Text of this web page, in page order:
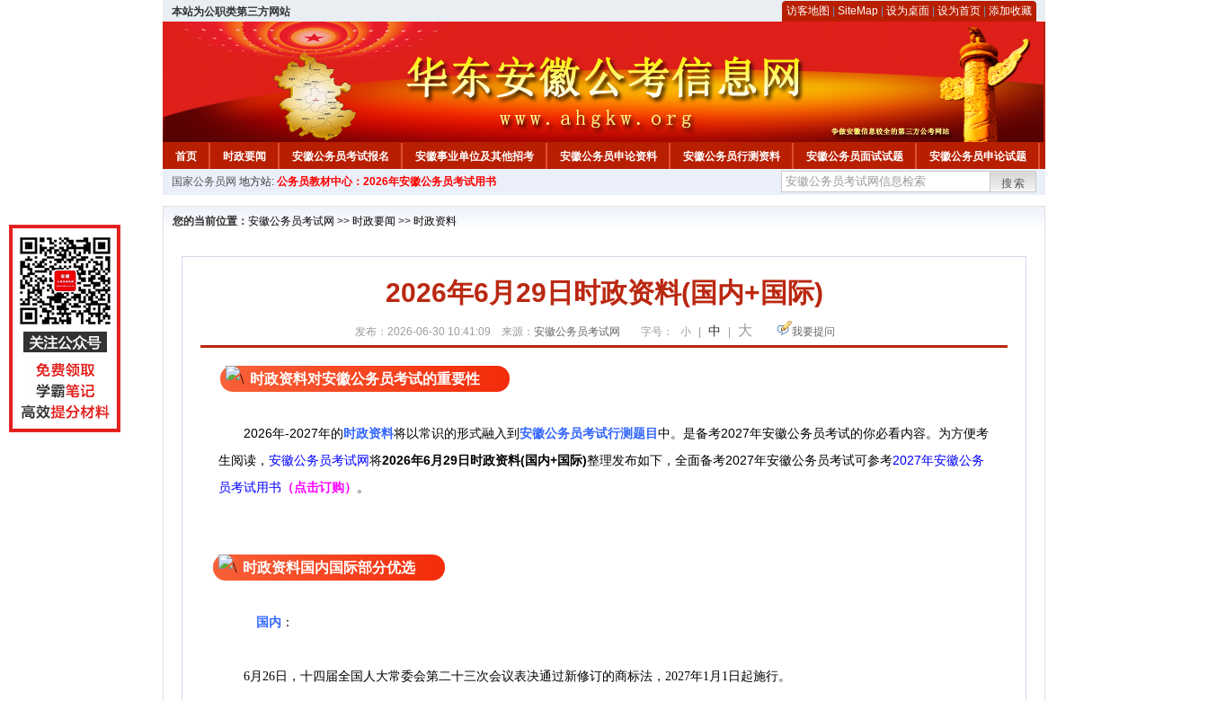
本站为公职类第三方网站 访客地图 SiteMap 设为桌面 设为首页 添加收藏
首页 时政要闻 安徽公务员考试报名 安徽事业单位及其他招考 安徽公务员申论资料 安徽公务员行测资料 安徽公务员面试试题 安徽公务员申论试题
安徽公务员行测试题 在线咨询 教材中心
国家公务员网 地方站: 公务员教材中心：2026年安徽公务员考试用书 搜索
您的当前位置： 安徽公务员考试网 >> 时政要闻 >> 时政资料
2026年6月29日时政资料(国内+国际)
发布：2026-06-30 10:41:09 来源： 安徽公务员考试网 字号： 小 中 大 我要提问
时政资料对安徽公务员考试的重要性
2026年-2027年的时政资料将以常识的形式融入到安徽公务员考试行测题目中。 是备考2027年安徽公务员考试的你必看内容。 为方便考
生阅读， 安徽公务员考试网将2026年6月29日 时政资料(国内+国际)整理发布如下， 全面备考2027年安徽公务员考试可参考2027年安徽公务
员考试用书 （点击订购） 。
时政资料国内国际部分优选
国内 ：
6月26日，十四届全国人大常委会第二十三次会议表决通过新修订的商标法，2027年1月1日起施行。